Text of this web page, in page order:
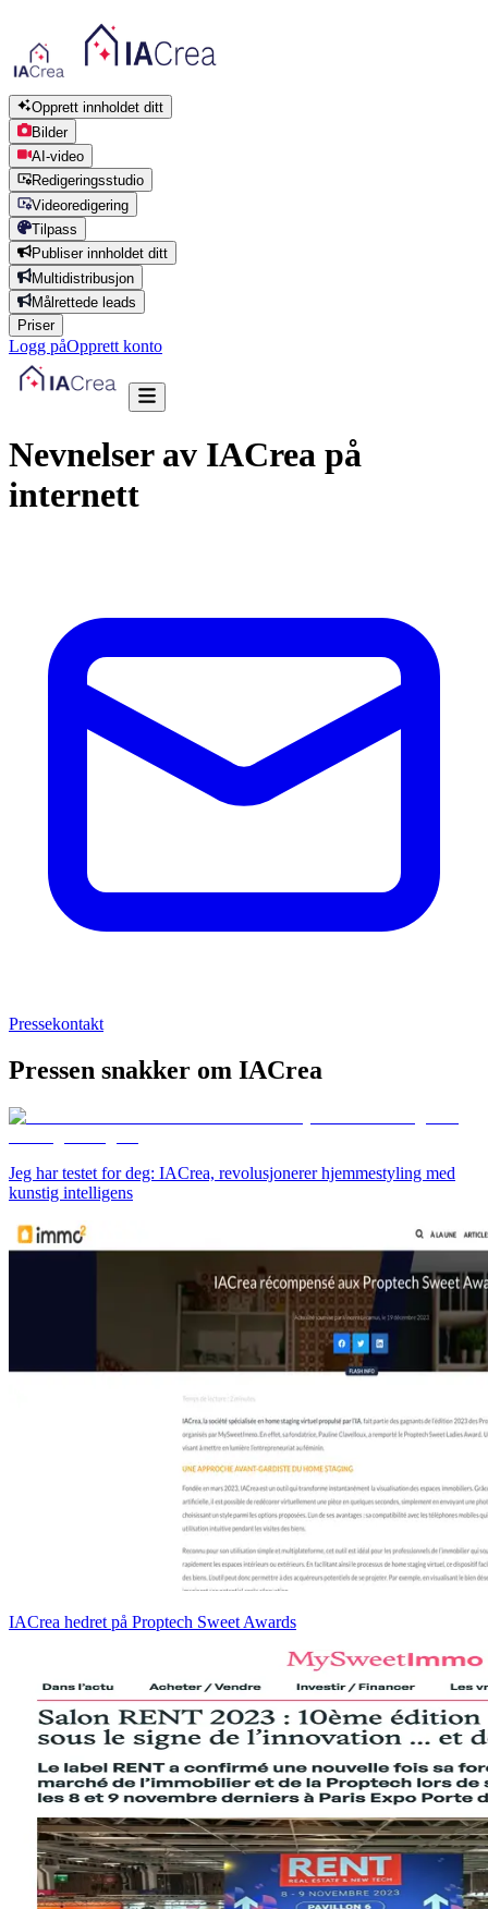
Opprett innholdet ditt
Bilder
AI-video
Redigeringsstudio
Videoredigering
Tilpass
Publiser innholdet ditt
Multidistribusjon
Målrettede leads
Priser
Logg påOpprett konto
Nevnelser av IACrea på
internett
Pressekontakt
Pressen snakker om IACrea
Jeg har testet for deg: IACrea, revolusjonerer hjemmestyling med
kunstig intelligens
IACrea hedret på Proptech Sweet Awards